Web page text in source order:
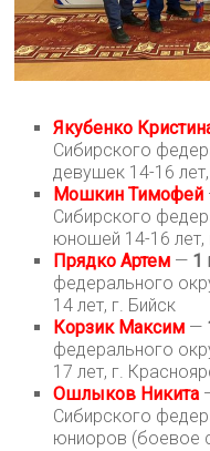
Якубенко
Сибирского
девушек 14-16
Мошкин Тимофей
Сибирского
юношей 14-16 лет,
Прядко Артем — 1
федерального
14 лет, г. Бийск
Корзик Максим —
федерального
17 лет, г.
Ошлыков Никита
Сибирского
юниоров (боевое